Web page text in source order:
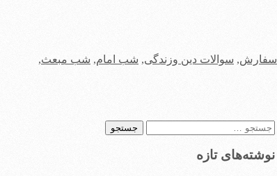
سفارش, سوالات دین وزندگی, شب امام, شب مبعث,
جستجو
نوشته‌های تازه